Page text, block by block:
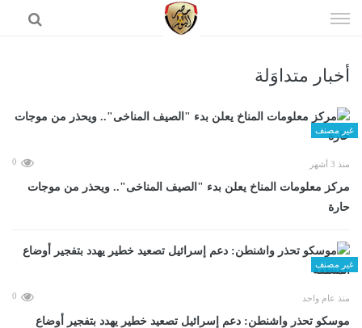
الى
أخبار متداوَلة
غير مصنف
منذ 3 أشهر 0
مركز معلومات المناخ يعلن بدء "الصيف المناخى".. ويحذر من موجات
حارة
غير مصنف
منذ عام واحد 0
موسكو تحذر واشنطن: دعم إسرائيل تصعيد خطير يهدد بتفجير أوضاع